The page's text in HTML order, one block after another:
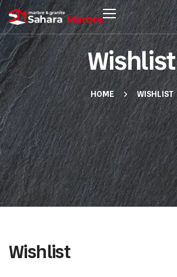
Wishlist
HOME WISHLIST
Wishlist